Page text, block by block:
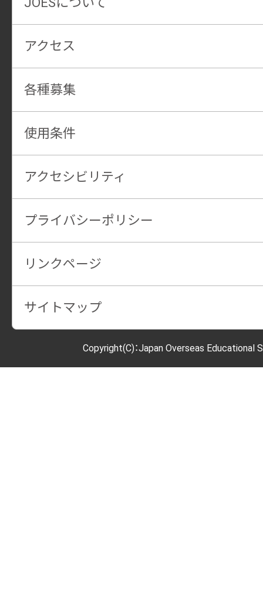
アクセス
各種募集
使用条件
アクセシビリティ
プライバシーポリシー
リンクページ
サイトマップ
Copyright(C)：Japan Overseas Educational